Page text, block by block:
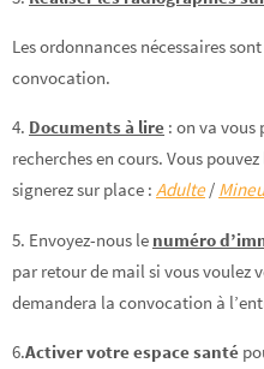
Les ordonnances nécessaires
convocation.
4. Documents à lire : on va vous
recherches en cours. Vous
signerez sur place : Adulte/
5. Envoyez-nous le numéro
par retour de mail si vous voulez
demandera la convocation à
6.Activer votre espace santé